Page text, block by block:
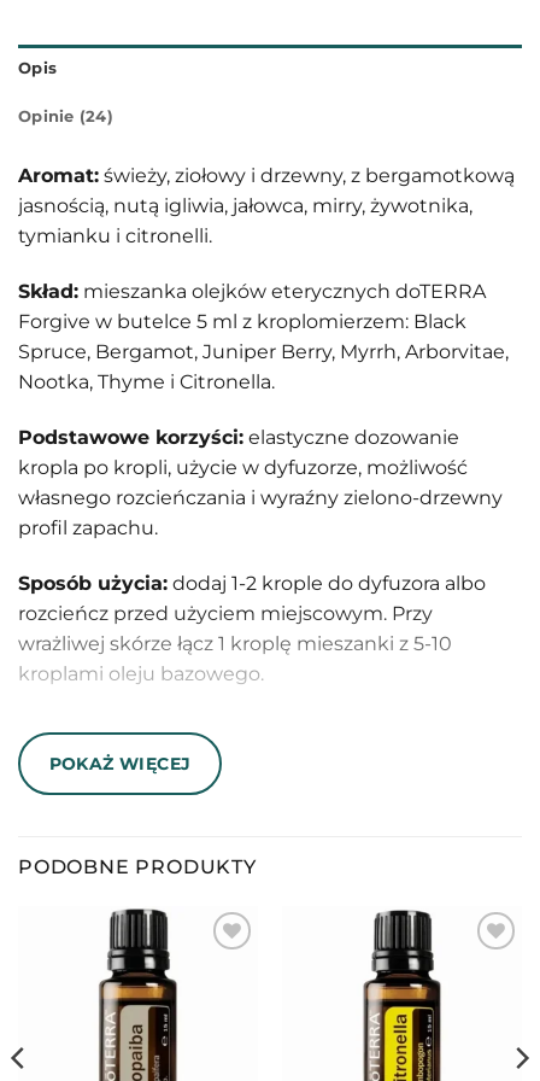
Opis
Opinie (24)
Aromat: świeży, ziołowy i drzewny, z bergamotkową
jasnością, nutą igliwia, jałowca, mirry, żywotnika,
tymianku i citronelli.
Skład: mieszanka olejków eterycznych doTERRA
Forgive w butelce 5 ml z kroplomierzem: Black
Spruce, Bergamot, Juniper Berry, Myrrh, Arborvitae,
Nootka, Thyme i Citronella.
Podstawowe korzyści: elastyczne dozowanie
kropla po kropli, użycie w dyfuzorze, możliwość
własnego rozcieńczania i wyraźny zielono-drzewny
profil zapachu.
Sposób użycia: dodaj 1-2 krople do dyfuzora albo
rozcieńcz przed użyciem miejscowym. Przy
wrażliwej skórze łącz 1 kroplę mieszanki z 5-10
kroplami oleju bazowego.
Informacje dodatkowe:
doTERRA 5 ml z kroplomierzem, nie Forgive Touch.
Po użyciu miejscowym unikaj słońca i promieni UV
Forgive doTERRA 5 ml: skoncentrowana
mieszanka do dyfuzora i własnego
rozcieńczania
Forgive doTERRA
to klasyczna mieszanka olejków
eterycznych w butelce 5 ml z kroplomierzem. To
POKAŻ WIĘCEJ
PODOBNE PRODUKTY